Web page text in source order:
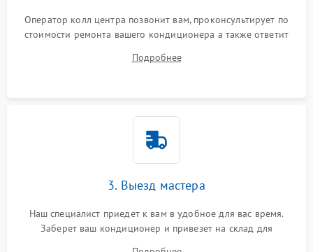
Оператор колл центра позвонит вам, проконсультирует по
стоимости ремонта вашего кондиционера а также ответит
Подробнее
3. Выезд мастера
Наш специалист приедет к вам в удобное для вас время.
Заберет ваш кондиционер и привезет на склад для